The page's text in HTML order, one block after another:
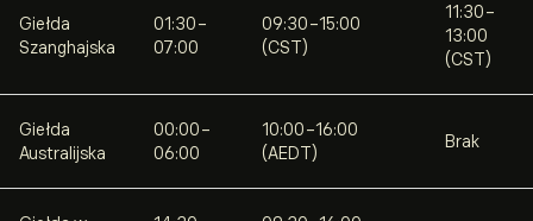
Giełda
Szanghajska
01:30-
07:00
09:30-15:00
(CST)
11:30-
13:00
(CST)
Giełda
Australijska
00:00-
06:00
10:00-16:00
(AEDT)
Brak